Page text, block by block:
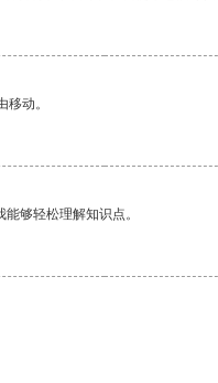
动。
够轻松理解知识点。